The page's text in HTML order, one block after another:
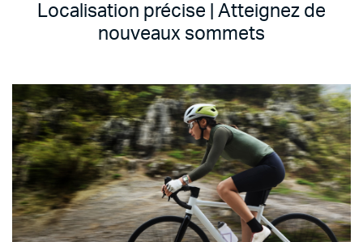
Localisation précise | Atteignez de
nouveaux sommets